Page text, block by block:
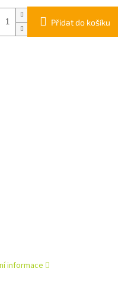
Přidat do košíku
informace